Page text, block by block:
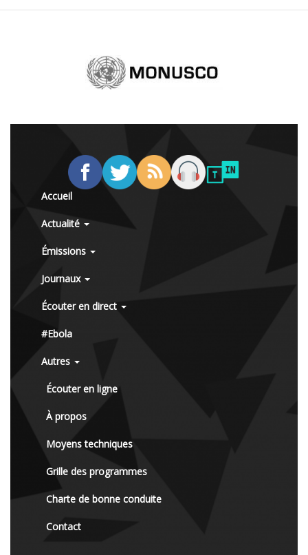
Accueil
Actualité
Émissions
Journaux
Écouter en direct
#Ebola
Autres
Écouter en ligne
À propos
Moyens techniques
Grille des programmes
Charte de bonne conduite
Contact